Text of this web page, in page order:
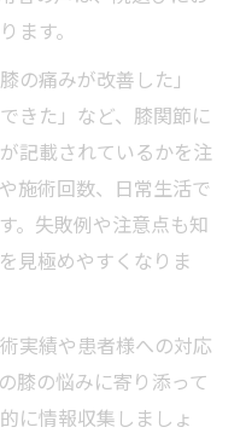
ます。
の痛みが改善した」
きた」など、膝関節に
記載されているかを注
施術回数、日常生活で
。失敗例や注意点も知
見極めやすくなりま
実績や患者様への対応
膝の悩みに寄り添って
に情報収集しましょ